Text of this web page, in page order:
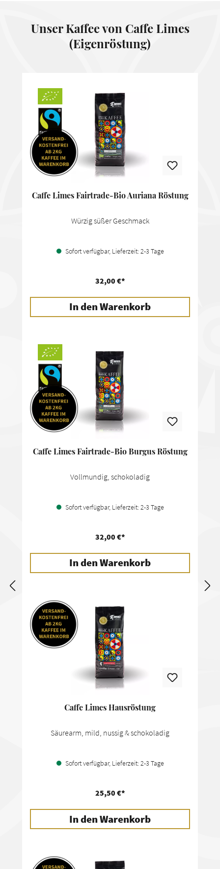
Unser Kaffee von Caffe Limes
(Eigenröstung)
Caffe Limes Fairtrade-Bio Auriana Röstung
Würzig süßer Geschmack
Sofort verfügbar, Lieferzeit: 2-3 Tage
32,00 €*
In den Warenkorb
Caffe Limes Fairtrade-Bio Burgus Röstung
Vollmundig, schokoladig
Sofort verfügbar, Lieferzeit: 2-3 Tage
32,00 €*
In den Warenkorb
Caffe Limes Hausröstung
Säurearm, mild, nussig & schokoladig
Sofort verfügbar, Lieferzeit: 2-3 Tage
25,50 €*
In den Warenkorb